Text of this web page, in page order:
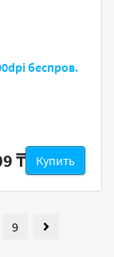
беспров.
₸ Купить
9